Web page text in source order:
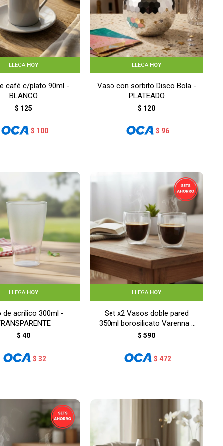
LLEGA HOY
café c/plato 90ml -
BLANCO
$ 125
$ 100
LLEGA HOY
Vaso con sorbito Disco Bola -
PLATEADO
$ 120
$ 96
LLEGA HOY
de acrílico 300ml -
$ 40
$ 32
LLEGA HOY
Set x2 Vasos doble pared
350ml borosilicato Varenna -
TRANSPARENTE
$ 590
$ 472